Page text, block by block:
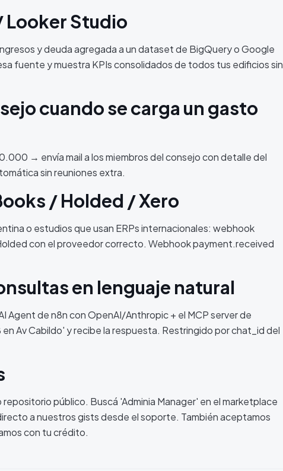
Looker Studio
y deuda agregada a un dataset de BigQuery o Google
fuente y muestra KPIs consolidados de todos tus edificios sin
cuando se carga un gasto
→ envía mail a los miembros del consejo con detalle del
sin reuniones extra.
/ Holded / Xero
o estudios que usan ERPs internacionales: webhook
con el proveedor correcto. Webhook payment.received
en lenguaje natural
Agent de n8n con OpenAI/Anthropic + el MCP server de
Av Cabildo' y recibe la respuesta. Restringido por chat_id del
público. Buscá 'Adminia Manager' en el marketplace
a nuestros gists desde el soporte. También aceptamos
con tu crédito.